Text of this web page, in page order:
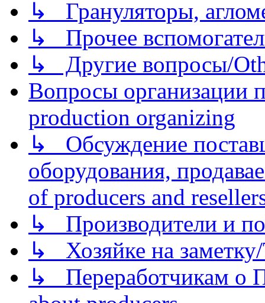
↳ Грануляторы,
↳ Прочее
↳ Другие вопросы/
Вопросы организации
production organizing
↳ Обсуждение
оборудования,
of producers and
↳ Производители и
↳ Хозяйке на
↳ Переработчикам о